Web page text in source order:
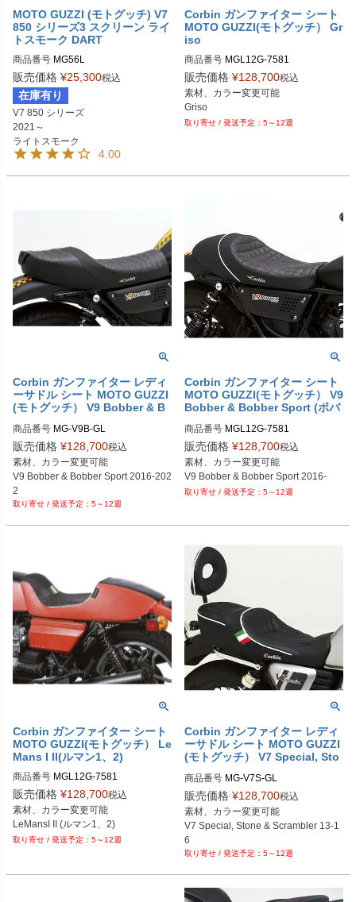
MOTO GUZZI (モトグッチ) V7
850 シリーズ3 スクリーン ライ
トスモーク DART
商品番号
販売価格 ¥25,300税込
在庫有り
V7 850 シリーズ
2021～
ライトスモーク
4.00
Corbin ガンファイター シート
MOTO GUZZI(モトグッチ） Gr
iso
商品番号 MGL12G-7581
販売価格 ¥128,700税込
素材、カラー変更可能
Griso
5～12週
Corbin ガンファイター レディ
ーサドル シート MOTO GUZZI
(モトグッチ） V9 Bobber & B
ポーツ)
商品番号 MG-V9B-GL
販売価格 ¥128,700税込
素材、カラー変更可能
V9 Bobber & Bobber Sport 2016-202
2
5～12週
Corbin ガンファイター シート
MOTO GUZZI(モトグッチ） V9
Bobber & Bobber Sport (ボバ
商品番号 MGL12G-7581
販売価格 ¥128,700税込
素材、カラー変更可能
V9 Bobber & Bobber Sport 2016-
5～12週
Corbin ガンファイター シート
MOTO GUZZI(モトグッチ） Le
Mans I II(ルマン1、2)
商品番号 MGL12G-7581
販売価格 ¥128,700税込
素材、カラー変更可能
LeMansI II (ルマン1、2)
5～12週
Corbin ガンファイター レディ
ーサドル シート MOTO GUZZI
(モトグッチ） V7 Special, Sto
商品番号 MG-V7S-GL
販売価格 ¥128,700税込
素材、カラー変更可能
V7 Special, Stone & Scrambler 13-1
6
5～12週